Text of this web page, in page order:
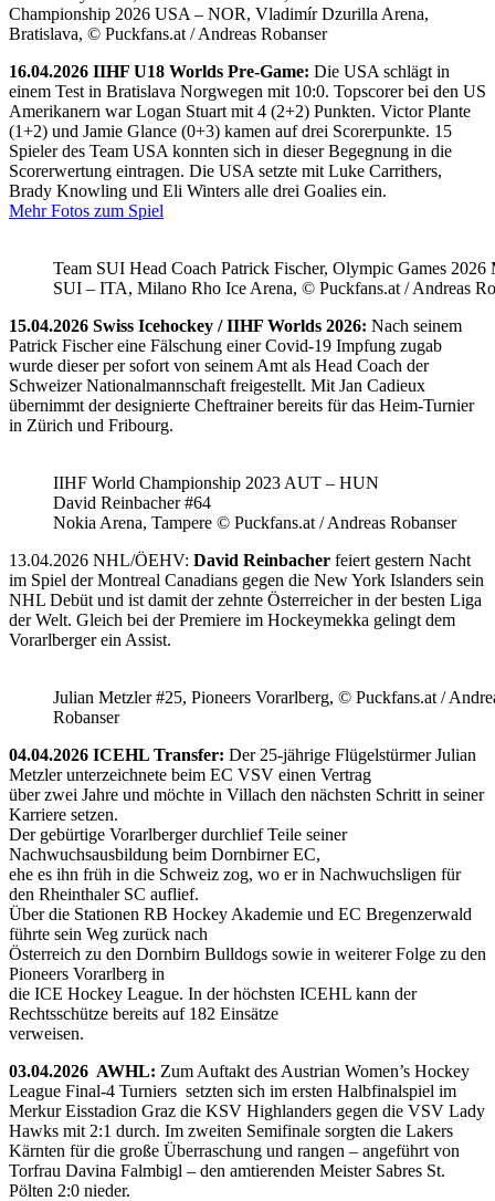
Championship 2026 USA – NOR, Vladimír Dzurilla Arena,
Bratislava, © Puckfans.at / Andreas Robanser
16.04.2026 IIHF U18 Worlds Pre-Game: Die USA schlägt in
einem Test in Bratislava Norgwegen mit 10:0. Topscorer bei den US
Amerikanern war Logan Stuart mit 4 (2+2) Punkten. Victor Plante
(1+2) und Jamie Glance (0+3) kamen auf drei Scorerpunkte. 15
Spieler des Team USA konnten sich in dieser Begegnung in die
Scorerwertung eintragen. Die USA setzte mit Luke Carrithers,
Brady Knowling und Eli Winters alle drei Goalies ein.
Mehr Fotos zum Spiel
Team SUI Head Coach Patrick Fischer, Olympic Games 2026
SUI – ITA, Milano Rho Ice Arena, © Puckfans.at / Andreas
15.04.2026 Swiss Icehockey / IIHF Worlds 2026: Nach seinem
Patrick Fischer eine Fälschung einer Covid-19 Impfung zugab
wurde dieser per sofort von seinem Amt als Head Coach der
Schweizer Nationalmannschaft freigestellt. Mit Jan Cadieux
übernimmt der designierte Cheftrainer bereits für das Heim-Turnier
in Zürich und Fribourg.
IIHF World Championship 2023 AUT – HUN
David Reinbacher #64
Nokia Arena, Tampere © Puckfans.at / Andreas Robanser
13.04.2026 NHL/ÖEHV: David Reinbacher feiert gestern Nacht
im Spiel der Montreal Canadians gegen die New York Islanders sein
NHL Debüt und ist damit der zehnte Österreicher in der besten Liga
der Welt. Gleich bei der Premiere im Hockeymekka gelingt dem
Vorarlberger ein Assist.
Julian Metzler #25, Pioneers Vorarlberg, © Puckfans.at /
Robanser
04.04.2026 ICEHL Transfer: Der 25-jährige Flügelstürmer Julian
Metzler unterzeichnete beim EC VSV einen Vertrag
über zwei Jahre und möchte in Villach den nächsten Schritt in seiner
Karriere setzen.
Der gebürtige Vorarlberger durchlief Teile seiner
Nachwuchsausbildung beim Dornbirner EC,
ehe es ihn früh in die Schweiz zog, wo er in Nachwuchsligen für
den Rheinthaler SC auflief.
Über die Stationen RB Hockey Akademie und EC Bregenzerwald
führte sein Weg zurück nach
Österreich zu den Dornbirn Bulldogs sowie in weiterer Folge zu den
Pioneers Vorarlberg in
die ICE Hockey League. In der höchsten ICEHL kann der
Rechtsschütze bereits auf 182 Einsätze
verweisen.
03.04.2026 AWHL: Zum Auftakt des Austrian Women’s Hockey
League Final-4 Turniers setzten sich im ersten Halbfinalspiel im
Merkur Eisstadion Graz die KSV Highlanders gegen die VSV Lady
Hawks mit 2:1 durch. Im zweiten Semifinale sorgten die Lakers
Kärnten für die große Überraschung und rangen – angeführt von
Torfrau Davina Falmbigl – den amtierenden Meister Sabres St.
Pölten 2:0 nieder.